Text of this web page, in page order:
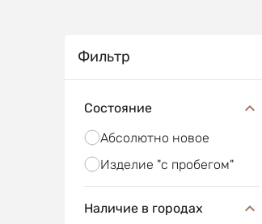
Фильтр
Состояние
Абсолютно новое
Изделие "с пробегом"
Наличие в городах